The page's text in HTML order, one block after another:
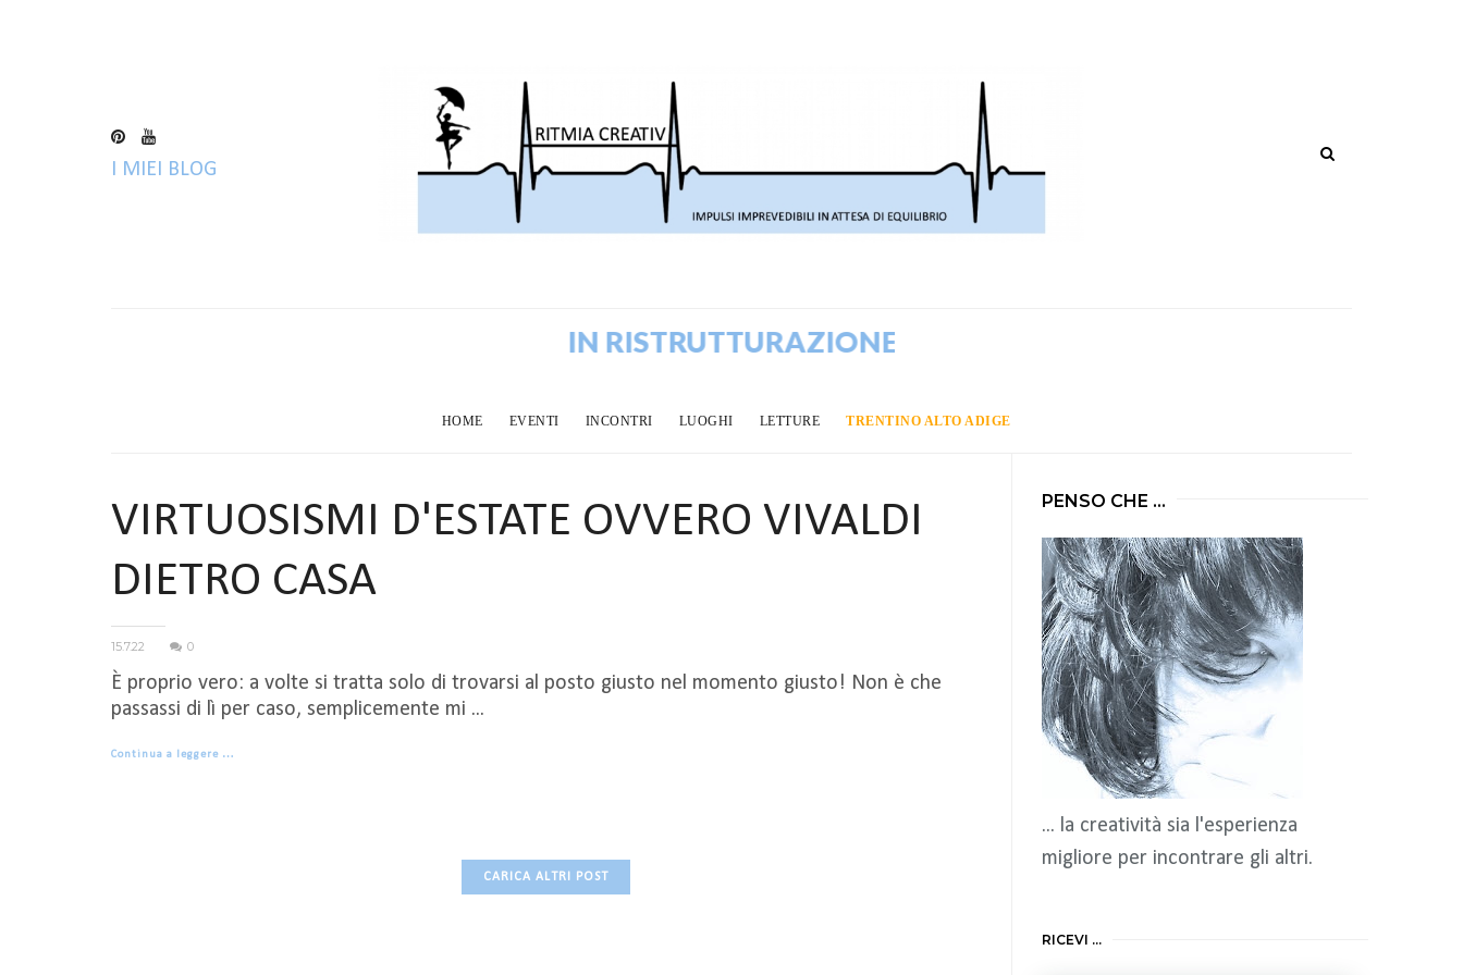
I MIEI BLOG
BLOG IN RISTRUTTURAZIONE! VECCHI POST IN CORSO DI
HOME EVENTI INCONTRI LUOGHI LETTURE TRENTINO ALTO ADIGE
VIRTUOSISMI D'ESTATE OVVERO VIVALDI
DIETRO CASA
15.7.22 0
È proprio vero: a volte si tratta solo di trovarsi al posto giusto nel momento giusto! Non è che
passassi di lì per caso, semplicemente mi ...
Continua a leggere …
CARICA ALTRI POST
PENSO CHE ...
... la creatività sia l'esperienza
migliore per incontrare gli altri.
RICEVI ...